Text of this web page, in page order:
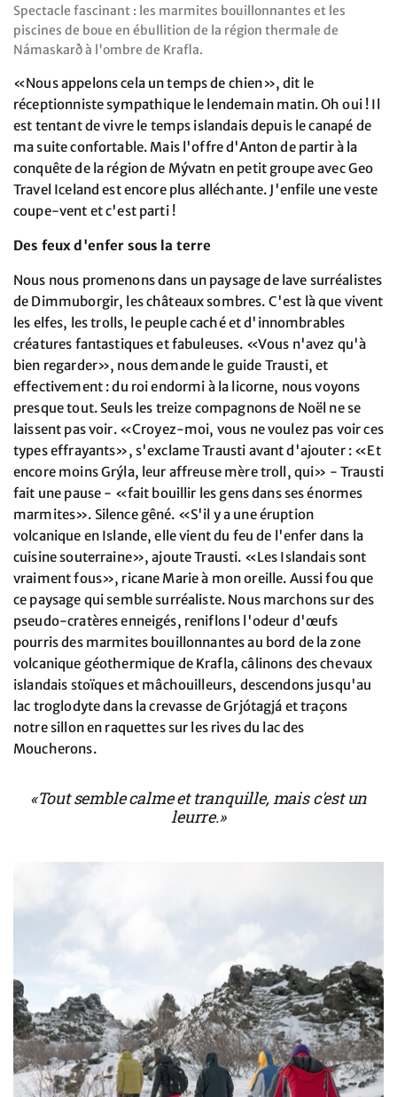
Spectacle fascinant : les marmites bouillonnantes et les
piscines de boue en ébullition de la région thermale de
Námaskarð à l'ombre de Krafla.
«Nous appelons cela un temps de chien», dit le
réceptionniste sympathique le lendemain matin. Oh oui ! Il
est tentant de vivre le temps islandais depuis le canapé de
ma suite confortable. Mais l'offre d'Anton de partir à la
conquête de la région de Mývatn en petit groupe avec Geo
Travel Iceland est encore plus alléchante. J'enfile une veste
coupe-vent et c'est parti !
Des feux d'enfer sous la terre
Nous nous promenons dans un paysage de lave surréalistes
de Dimmuborgir, les châteaux sombres. C'est là que vivent
les elfes, les trolls, le peuple caché et d'innombrables
créatures fantastiques et fabuleuses. «Vous n'avez qu'à
bien regarder», nous demande le guide Trausti, et
effectivement : du roi endormi à la licorne, nous voyons
presque tout. Seuls les treize compagnons de Noël ne se
laissent pas voir. «Croyez-moi, vous ne voulez pas voir ces
types effrayants», s'exclame Trausti avant d'ajouter : «Et
encore moins Grýla, leur affreuse mère troll, qui» - Trausti
fait une pause - «fait bouillir les gens dans ses énormes
marmites». Silence gêné. «S'il y a une éruption
volcanique en Islande, elle vient du feu de l'enfer dans la
cuisine souterraine», ajoute Trausti. «Les Islandais sont
vraiment fous», ricane Marie à mon oreille. Aussi fou que
ce paysage qui semble surréaliste. Nous marchons sur des
pseudo-cratères enneigés, reniflons l'odeur d'œufs
pourris des marmites bouillonnantes au bord de la zone
volcanique géothermique de Krafla, câlinons des chevaux
islandais stoïques et mâchouilleurs, descendons jusqu'au
lac troglodyte dans la crevasse de Grjótagjá et traçons
notre sillon en raquettes sur les rives du lac des
Moucherons.
«Tout semble calme et tranquille, mais c'est un
leurre.»